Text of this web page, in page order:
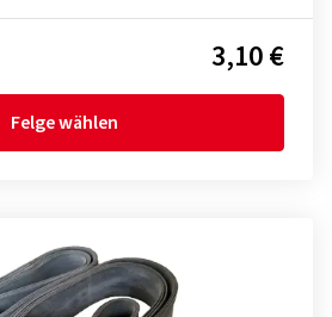
3,10 €
Felge wählen